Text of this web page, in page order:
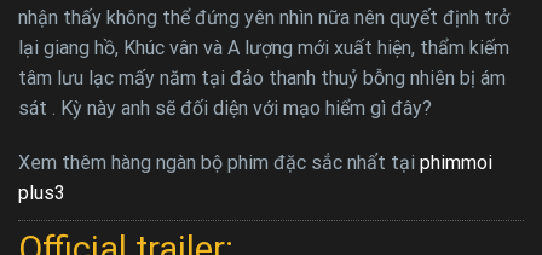
nhận thấy không thể đứng yên nhìn nữa nên quyết định trở
lại giang hồ, Khúc vân và A lượng mới xuất hiện, thẩm kiếm
tâm lưu lạc mấy năm tại đảo thanh thuỷ bỗng nhiên bị ám
sát . Kỳ này anh sẽ đối diện với mạo hiểm gì đây?
Xem thêm hàng ngàn bộ phim đặc sắc nhất tại phimmoi
plus3